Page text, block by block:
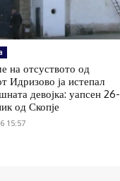
на отсуството од
Идризово ја истепал
девојка: уапсен 26-
од Скопје
15:57